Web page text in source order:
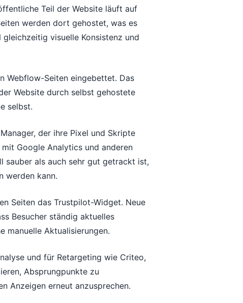
Teil der Website läuft auf
werden dort gehostet, was es
visuelle Konsistenz und
Webflow-Seiten eingebettet. Das
Website durch selbst gehostete
selbst.
der ihre Pixel und Skripte
Google Analytics und anderen
sauber als auch sehr gut getrackt ist,
werden kann.
Seiten das Trustpilot-Widget. Neue
Besucher ständig aktuelles
manuelle Aktualisierungen.
und für Retargeting wie Criteo,
Absprungpunkte zu
Anzeigen erneut anzusprechen.